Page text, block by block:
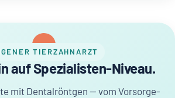
TIERZAHNARZT
auf Spezialisten-Niveau.
mit Dentalröntgen — vom Vorsorge-